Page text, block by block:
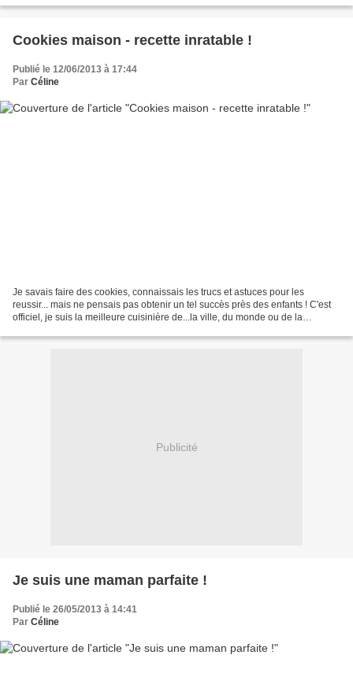
Cookies maison - recette inratable !
Publié le 12/06/2013 à 17:44
Par Céline
Je savais faire des cookies, connaissais les trucs et astuces pour les
reussir... mais ne pensais pas obtenir un tel succès près des enfants ! C'est
officiel, je suis la meilleure cuisinière de...la ville, du monde ou de la
Publicité
Je suis une maman parfaite !
Publié le 26/05/2013 à 14:41
Par Céline